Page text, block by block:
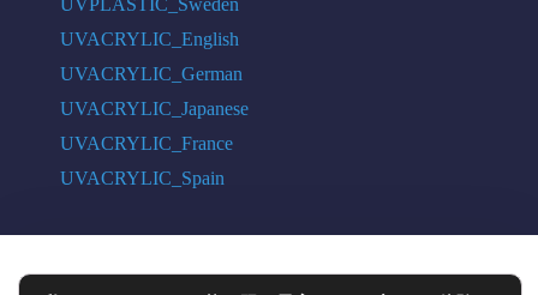
UVPLASTIC_Sweden
UVACRYLIC_English
UVACRYLIC_German
UVACRYLIC_Japanese
UVACRYLIC_France
UVACRYLIC_Spain